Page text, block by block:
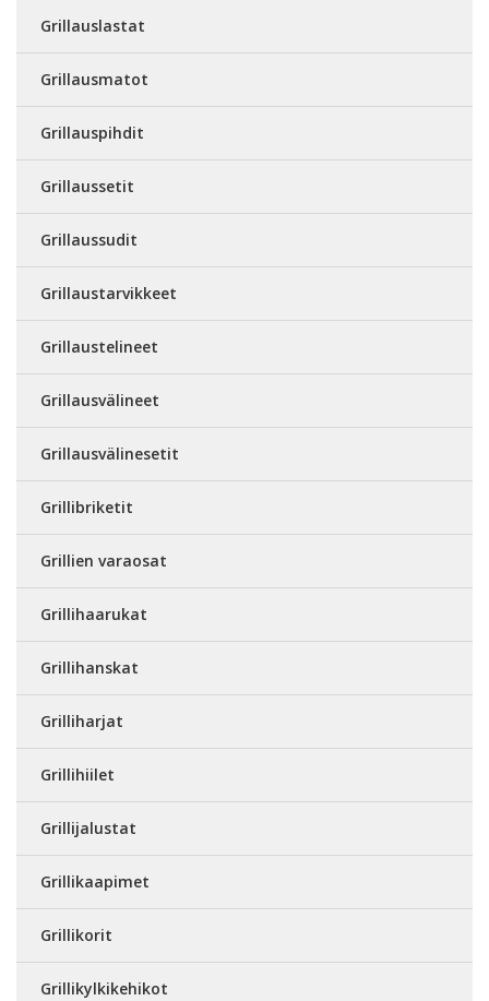
Grillauslastat
Grillausmatot
Grillauspihdit
Grillaussetit
Grillaussudit
Grillaustarvikkeet
Grillaustelineet
Grillausvälineet
Grillausvälinesetit
Grillibriketit
Grillien varaosat
Grillihaarukat
Grillihanskat
Grilliharjat
Grillihiilet
Grillijalustat
Grillikaapimet
Grillikorit
Grillikylkikehikot